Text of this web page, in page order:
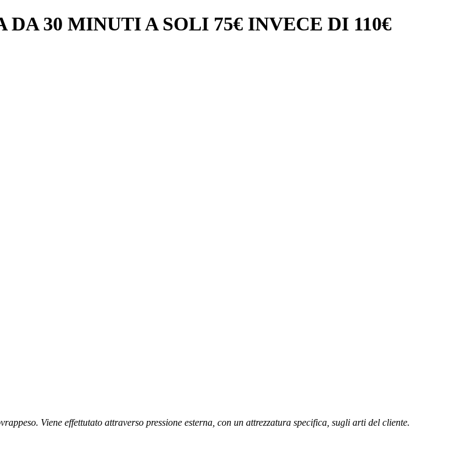
30 MINUTI A SOLI 75€ INVECE DI 110€
Viene effettutato attraverso pressione esterna, con un attrezzatura specifica, sugli arti del cliente.